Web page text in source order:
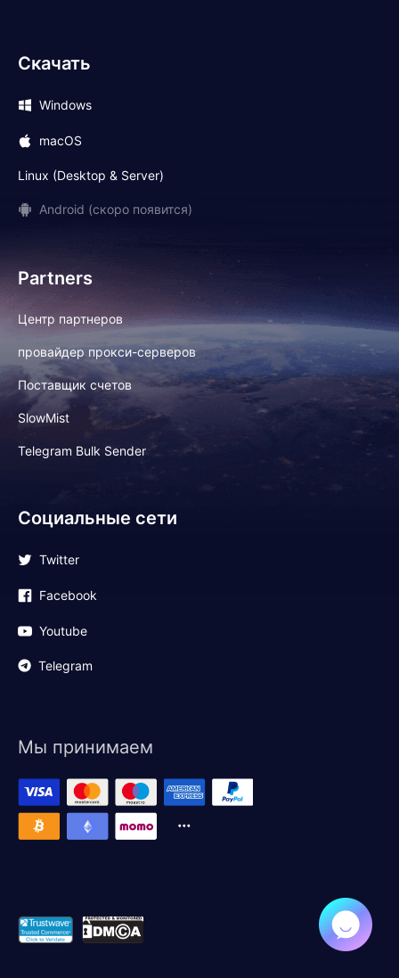
Скачать
Windows
macOS
Linux (Desktop & Server)
Android (скоро появится)
Partners
Центр партнеров
провайдер прокси-серверов
Поставщик счетов
SlowMist
Telegram Bulk Sender
Социальные сети
Twitter
Facebook
Youtube
Telegram
Мы принимаем